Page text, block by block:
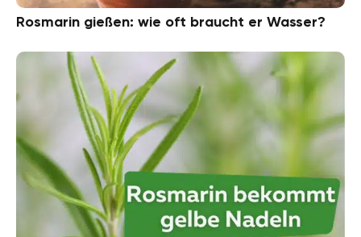
Rosmarin gießen: wie oft braucht er Wasser?